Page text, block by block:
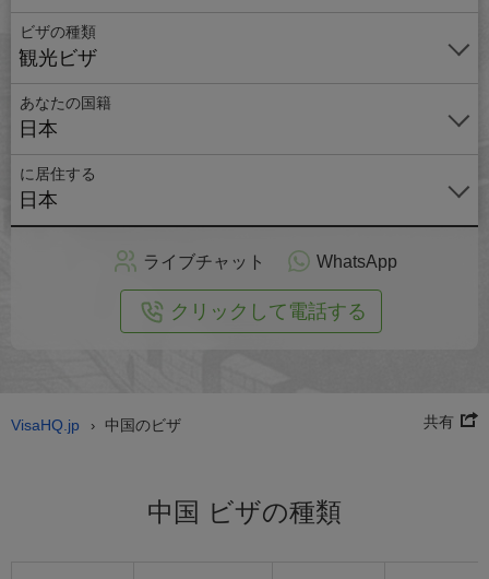
ビザの種類
観光ビザ
あなたの国籍
日本
に居住する
日本
オ
ン
ラ
イ
ン
ライブチャット WhatsApp
クリックして電話する
VisaHQ.jp › 中国のビザ 共有
中国 ビザの種類